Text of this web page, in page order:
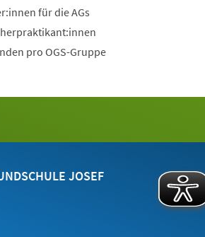
für die AGs
pro OGS-Gruppe
JOSEF